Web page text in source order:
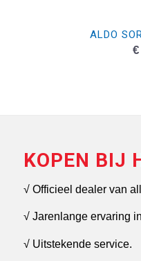
ALDO
€
KOPEN BIJ
√ Officieel dealer van
√ Jarenlange ervaring
√ Uitstekende service.